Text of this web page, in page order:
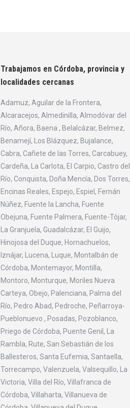
Trabajamos en Córdoba, provincia y
localidades cercanas
Adamuz, Aguilar de la Frontera,
Alcaracejos, Almedinilla, Almodóvar del
Río, Añora, Baena , Belalcázar, Belmez,
Benamejí, Los Blázquez, Bujalance,
Cabra, Cañete de las Torres, Carcabuey,
Cardeña, La Carlota, El Carpio, Castro del
Río, Conquista, Doña Mencía, Dos Torres,
Encinas Reales, Espejo, Espiel, Fernán
Núñez, Fuente la Lancha, Fuente
Obejuna, Fuente Palmera, Fuente-Tójar,
La Granjuela, Guadalcázar, El Guijo,
Hinojosa del Duque, Hornachuelos,
Iznájar, Lucena, Luque, Montalbán de
Córdoba, Montemayor, Montilla,
Montoro, Monturque, Moriles Nueva
Carteya, Obejo, Palenciana, Palma del
Río, Pedro Abad, Pedroche, Peñarroya-
Pueblonuevo , Posadas, Pozoblanco,
Priego de Córdoba, Puente Genil, La
Rambla, Rute, San Sebastián de los
Ballesteros, Santa Eufemia, Santaella,
Torrecampo, Valenzuela, Valsequillo, La
Victoria, Villa del Río, Villafranca de
Córdoba, Villaharta, Villanueva de